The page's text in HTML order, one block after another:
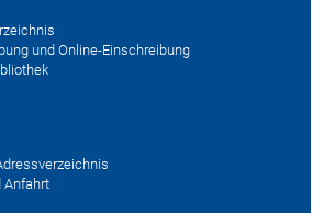
und Online-Einschreibung
Anfahrt